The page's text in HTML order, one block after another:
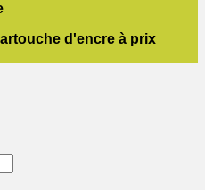
d'encre à prix